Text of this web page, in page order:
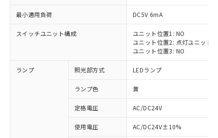
最小適用負荷 DC5V 6mA
スイッチユニット構成
ユニット位置1: NO
ユニット位置2: 点灯ユニット
ユニット位置3: NO
ランプ 照光部方式 LEDランプ
ランプ色 黄
定格電圧 AC/DC24V
使用電圧 AC/DC24V±10%
※1 対応状況